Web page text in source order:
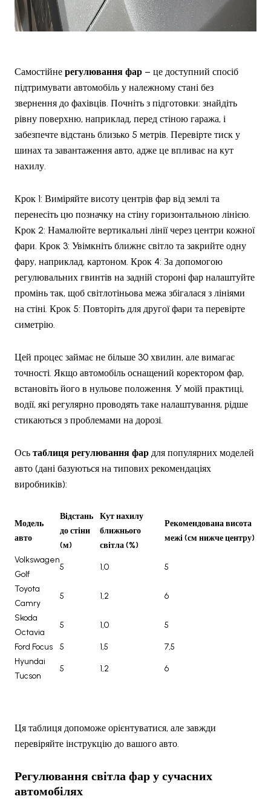
Самостійне регулювання фар – це доступний спосіб
підтримувати автомобіль у належному стані без
звернення до фахівців. Почніть з підготовки: знайдіть
рівну поверхню, наприклад, перед стіною гаража, і
забезпечте відстань близько 5 метрів. Перевірте тиск у
шинах та завантаження авто, адже це впливає на кут
нахилу.
Крок 1: Виміряйте висоту центрів фар від землі та
перенесіть цю позначку на стіну горизонтальною лінією.
Крок 2: Намалюйте вертикальні лінії через центри кожної
фари. Крок 3: Увімкніть ближнє світло та закрийте одну
фару, наприклад, картоном. Крок 4: За допомогою
регулювальних гвинтів на задній стороні фар налаштуйте
промінь так, щоб світлотіньова межа збігалася з лініями
на стіні. Крок 5: Повторіть для другої фари та перевірте
симетрію.
Цей процес займає не більше 30 хвилин, але вимагає
точності. Якщо автомобіль оснащений коректором фар,
встановіть його в нульове положення. У моїй практиці,
водії, які регулярно проводять таке налаштування, рідше
стикаються з проблемами на дорозі.
Ось таблиця регулювання фар для популярних моделей
авто (дані базуються на типових рекомендаціях
виробників):
Модель
авто
Відстань
до стіни
(м)
Кут нахилу
ближнього
світла (%)
Рекомендована висота
межі (см нижче центру)
Volkswagen
Golf
5 1,0 5
Toyota
Camry
5 1,2 6
Skoda
Octavia
5 1,0 5
Ford Focus 5 1,5
7,5
Hyundai
Tucson
5 1,2 6
Ця таблиця допоможе орієнтуватися, але завжди
перевіряйте інструкцію до вашого авто.
Регулювання світла фар у сучасних
автомобілях